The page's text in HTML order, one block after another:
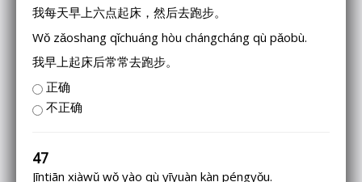
我每天早上六点起床，然后去跑步。
Wǒ zǎoshang qǐchuáng hòu chángcháng qù pǎobù.
我早上起床后常常去跑步。
正确
不正确
47
Jīntiān xiàwǔ wǒ yào qù yīyuàn kàn péngyǒu.